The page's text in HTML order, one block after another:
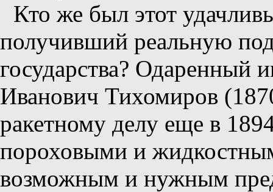
Кто же был этот
получивший реальную
государства? Одаренный
Иванович Тихомиров
ракетному делу еще в
пороховыми и
возможным и нужным